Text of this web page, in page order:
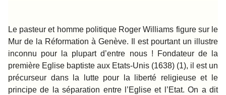
Le pasteur et homme politique Roger Williams figure sur le
Mur de la Réformation à Genève. Il est pourtant un illustre
inconnu pour la plupart d’entre nous ! Fondateur de la
première Eglise baptiste aux Etats-Unis (1638) (1), il est un
précurseur dans la lutte pour la liberté religieuse et le
principe de la séparation entre l’Eglise et l’Etat. On a dit